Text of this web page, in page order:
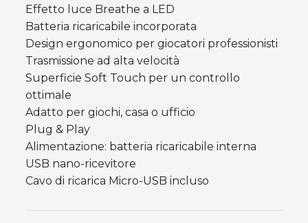
Effetto luce Breathe a LED
Batteria ricaricabile incorporata
Design ergonomico per giocatori professionisti
Trasmissione ad alta velocità
Superficie Soft Touch per un controllo
ottimale
Adatto per giochi, casa o ufficio
Plug & Play
Alimentazione: batteria ricaricabile interna
USB nano-ricevitore
Cavo di ricarica Micro-USB incluso